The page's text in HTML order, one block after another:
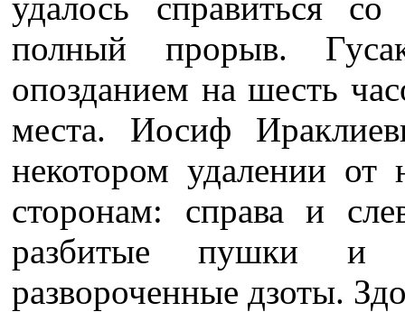
полный прорыв.
опозданием на шесть
места. Иосиф
некотором удалении от
сторонам: справа и
разбитые пушки и
развороченные дзоты.